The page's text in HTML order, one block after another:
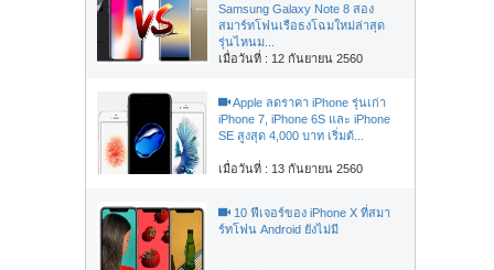
Samsung Galaxy Note 8 สอง
สมาร์ทโฟนเรือธงโฉมใหม่ล่าสุด
รุ่นไหนม...
เมื่อวันที่ : 12 กันยายน 2560
Apple ลดราคา iPhone รุ่นเก่า
iPhone 7, iPhone 6S และ iPhone
SE สูงสุด 4,000 บาท เริ่มต้...
เมื่อวันที่ : 13 กันยายน 2560
10 ฟีเจอร์ของ iPhone X ที่สมา
ร์ทโฟน Android ยังไม่มี